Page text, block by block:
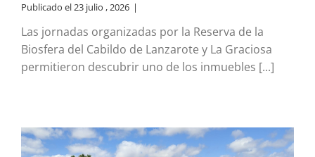
Publicado el 23 julio , 2026 |
Las jornadas organizadas por la Reserva de la
Biosfera del Cabildo de Lanzarote y La Graciosa
permitieron descubrir uno de los inmuebles [...]